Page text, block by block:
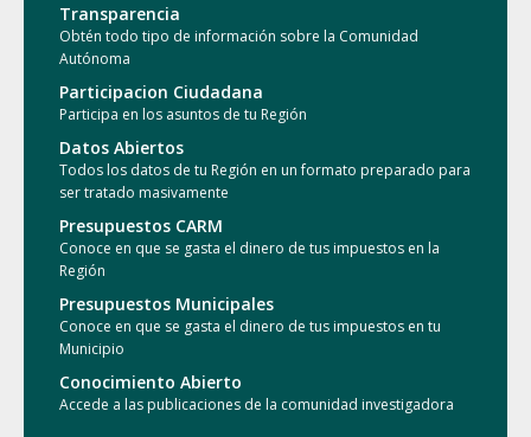
Transparencia
Obtén todo tipo de información sobre la Comunidad
Autónoma
Participacion Ciudadana
Participa en los asuntos de tu Región
Datos Abiertos
Todos los datos de tu Región en un formato preparado para
ser tratado masivamente
Presupuestos CARM
Conoce en que se gasta el dinero de tus impuestos en la
Región
Presupuestos Municipales
Conoce en que se gasta el dinero de tus impuestos en tu
Municipio
Conocimiento Abierto
Accede a las publicaciones de la comunidad investigadora